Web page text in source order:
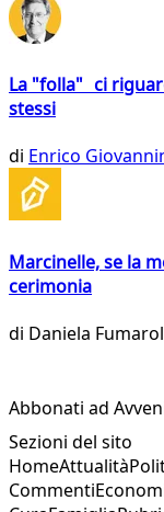
La "folla" ci
stessi
di Enrico
Marcinelle, se la
cerimonia
di Daniela
Abbonati ad
Sezioni del sito
HomeAttualità
Commenti